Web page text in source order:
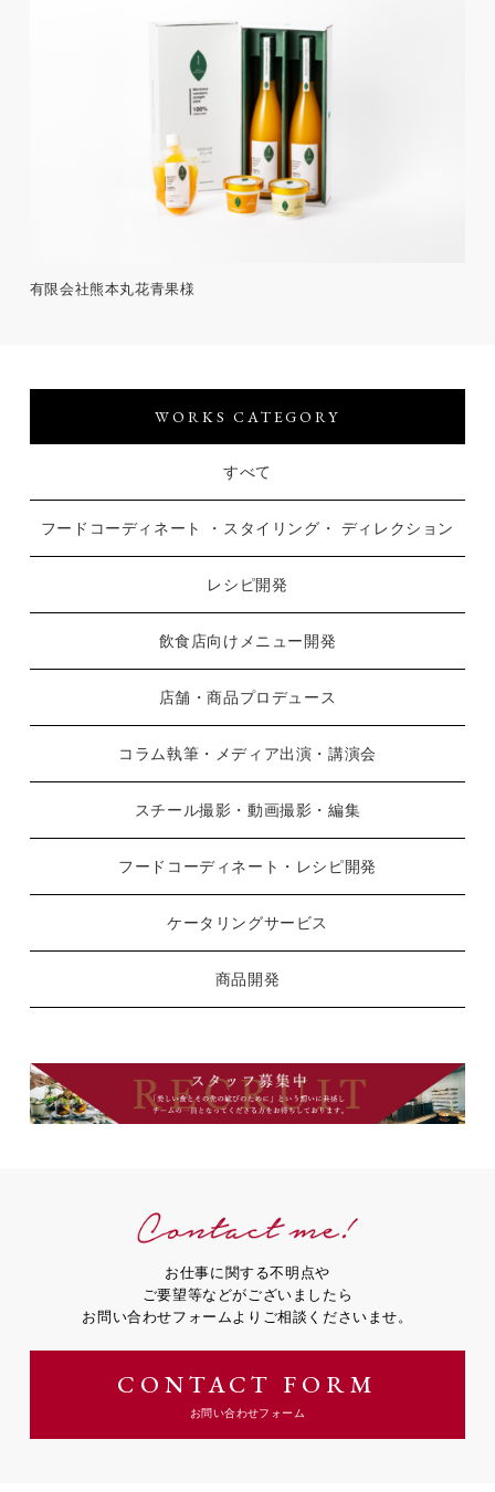
有限会社熊本丸花青果様
WORKS CATEGORY
すべて
フードコーディネート ・スタイリング・ ディレクション
レシピ開発
飲食店向けメニュー開発
店舗・商品プロデュース
コラム執筆・メディア出演・講演会
スチール撮影・動画撮影・編集
フードコーディネート・レシピ開発
ケータリングサービス
商品開発
お仕事に関する不明点や
ご要望等などがございましたら
お問い合わせフォームよりご相談くださいませ。
CONTACT FORM
お問い合わせフォーム